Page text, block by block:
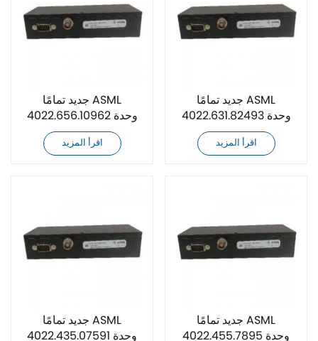
جديد تمامًا ASML
4022.656.10962 وحدة
التحكم في طاقة الليزر
اقرأ المزيد
جديد تمامًا ASML
4022.631.82493 وحدة
التحكم في طاقة الليزر
اقرأ المزيد
جديد تمامًا ASML
4022.435.07591 وحدة
جديد تمامًا ASML
4022.455.7895 وحدة